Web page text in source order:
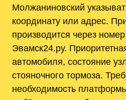
Молжаниновский
координату или адрес.
производится через
Эвамск24.ру.
автомобиля, состояние
стояночного тормоза.
необходимость